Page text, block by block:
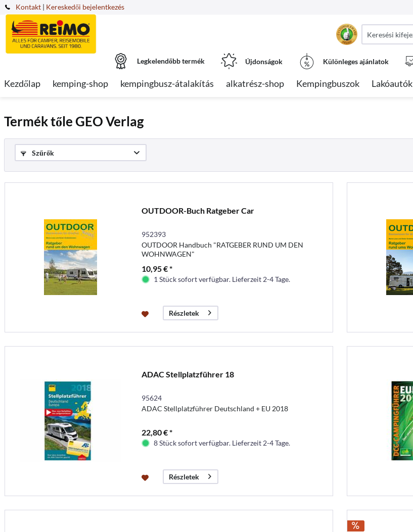
Kontakt | Kereskedői bejelentkezés
Legkelendőbb termék Újdonságok Különleges ajánlatok
Kezdőlap kemping-shop kempingbusz-átalakítás alkatrész-shop Kempingbuszok Lakóautók
Termék tőle GEO Verlag
Szűrők
OUTDOOR-Buch Ratgeber Car
952393
OUTDOOR Handbuch "RATGEBER RUND UM DEN
WOHNWAGEN"
10,95 € *
1 Stück sofort verfügbar. Lieferzeit 2-4 Tage.
Részletek
ADAC Stellplatzführer 18
95624
ADAC Stellplatzführer Deutschland + EU 2018
22,80 € *
8 Stück sofort verfügbar. Lieferzeit 2-4 Tage.
Részletek